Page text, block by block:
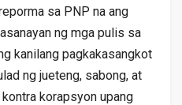
sa PNP na ang
ng mga pulis sa
kanilang pagkakasangkot
ng jueteng, sabong, at
korapsyon upang